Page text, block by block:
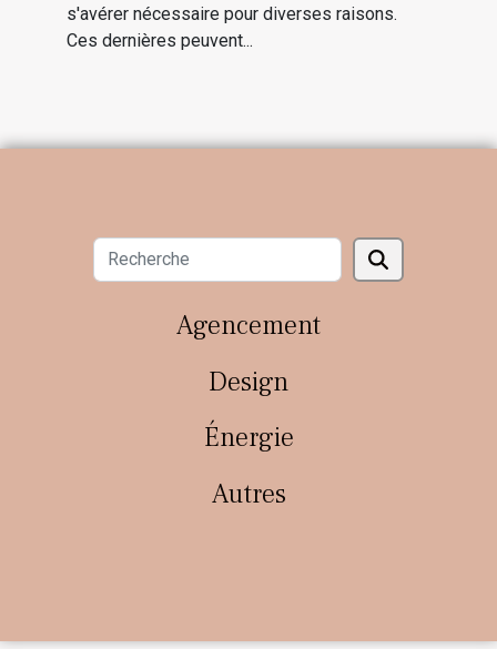
s'avérer nécessaire pour diverses raisons.
Ces dernières peuvent...
Agencement
Design
Énergie
Autres